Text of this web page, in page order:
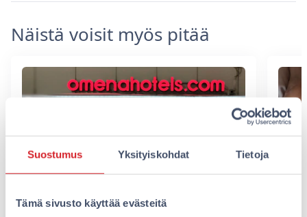
Suostumus Yksityiskohdat Tietoja
Tämä sivusto käyttää evästeitä
Näistä voisit myös pitää